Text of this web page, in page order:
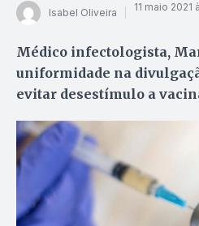
Isabel Oliveira 11 maio 2021
Médico infectologista,
uniformidade na
evitar desestímulo a